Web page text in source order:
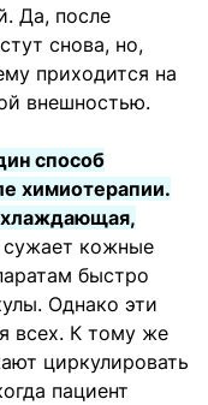
Да, после
снова, но,
приходится на
внешностью.
способ
химиотерапии.
сужает кожные
быстро
Однако эти
всех. К тому же
циркулировать
пациент